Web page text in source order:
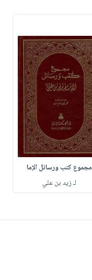
مجموع كتب ورسائل الإما
لـ زيد بن علي